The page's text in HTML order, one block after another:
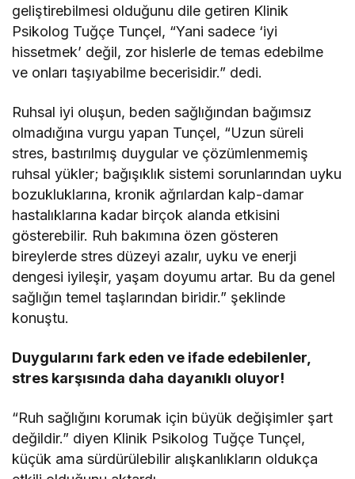
geliştirebilmesi olduğunu dile getiren Klinik
Psikolog Tuğçe Tunçel, “Yani sadece ‘iyi
hissetmek’ değil, zor hislerle de temas edebilme
ve onları taşıyabilme becerisidir.” dedi.
Ruhsal iyi oluşun, beden sağlığından bağımsız
olmadığına vurgu yapan Tunçel, “Uzun süreli
stres, bastırılmış duygular ve çözümlenmemiş
ruhsal yükler; bağışıklık sistemi sorunlarından uyku
bozukluklarına, kronik ağrılardan kalp-damar
hastalıklarına kadar birçok alanda etkisini
gösterebilir. Ruh bakımına özen gösteren
bireylerde stres düzeyi azalır, uyku ve enerji
dengesi iyileşir, yaşam doyumu artar. Bu da genel
sağlığın temel taşlarından biridir.” şeklinde
konuştu.
Duygularını fark eden ve ifade edebilenler,
stres karşısında daha dayanıklı oluyor!
“Ruh sağlığını korumak için büyük değişimler şart
değildir.” diyen Klinik Psikolog Tuğçe Tunçel,
küçük ama sürdürülebilir alışkanlıkların oldukça